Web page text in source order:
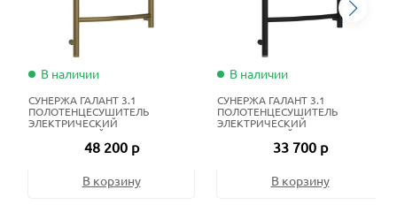
В наличии
СУНЕРЖА ГАЛАНТ 3.1
ПОЛОТЕНЦЕСУШИТЕЛЬ
ЭЛЕКТРИЧЕСКИЙ
ЖИДКОСТНЫЙ 80Х50 СМ
СОСТАРЕННАЯ БРОНЗА
48 200 р
В корзину
В наличии
СУНЕРЖА ГАЛАНТ 3.1
ПОЛОТЕНЦЕСУШИТЕЛЬ
ЭЛЕКТРИЧЕСКИЙ
ЖИДКОСТНЫЙ 80Х50 СМ
МАТОВЫЙ ЧЁРНЫЙ
33 700 р
В корзину